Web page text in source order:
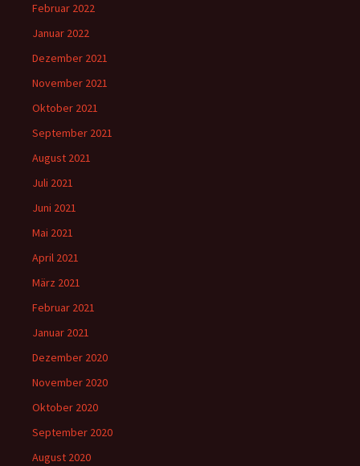
Februar 2022
Januar 2022
Dezember 2021
November 2021
Oktober 2021
September 2021
August 2021
Juli 2021
Juni 2021
Mai 2021
April 2021
März 2021
Februar 2021
Januar 2021
Dezember 2020
November 2020
Oktober 2020
September 2020
August 2020